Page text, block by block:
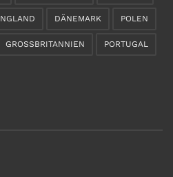
DÄNEMARK POLEN
GROSSBRITANNIEN PORTUGAL